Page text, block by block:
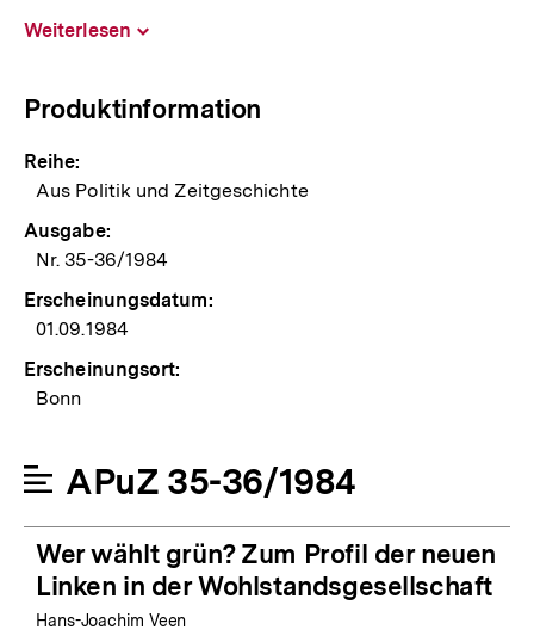
Weiterlesen
Produktinformation
Reihe:
Aus Politik und Zeitgeschichte
Ausgabe:
Nr. 35-36/1984
Erscheinungsdatum:
01.09.1984
Erscheinungsort:
Bonn
APuZ 35-36/1984
Wer wählt grün? Zum Profil der neuen
Linken in der Wohlstandsgesellschaft
Hans-Joachim Veen